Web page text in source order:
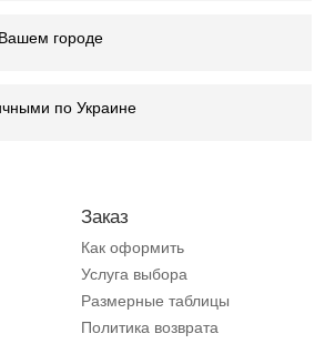
городе
по Украине
Заказ
Как оформить
Услуга выбора
Размерные таблицы
Политика возврата